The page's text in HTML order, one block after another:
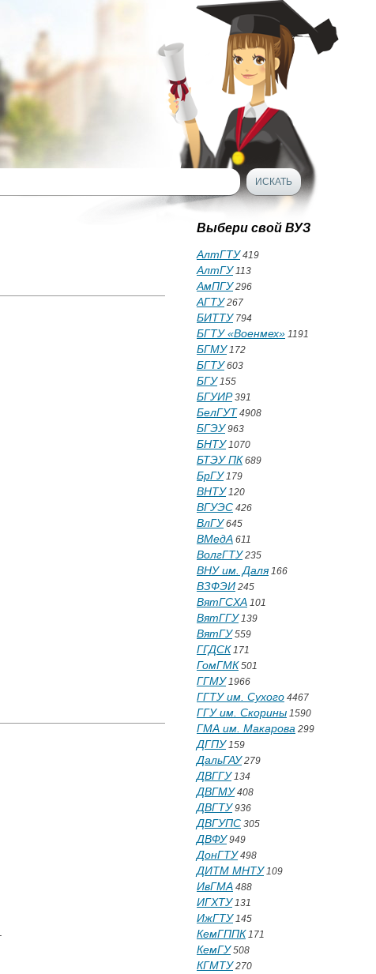
Выбери свой ВУЗ
АлтГТУ419
АлтГУ113
АмПГУ296
АГТУ267
БИТТУ794
БГТУ «Военмех» 1191
БГМУ172
БГТУ603
БГУ155
БГУИР391
БелГУТ 4908
БГЭУ963
БНТУ1070
БТЭУ ПК 689
БрГУ179
ВНТУ120
ВГУЭС 426
ВлГУ645
ВМедА 611
ВолгГТУ235
ВНУ им. Даля166
ВЗФЭИ 245
ВятГСХА 101
ВятГГУ139
ВятГУ559
ГГДСК 171
ГомГМК 501
ГГМУ1966
ГГТУ им. Сухого 4467
ГГУ им. Скорины 1590
ГМА им. Макарова 299
ДГПУ159
ДальГАУ279
ДВГГУ134
ДВГМУ408
ДВГТУ936
ДВГУПС 305
ДВФУ949
ДонГТУ498
ДИТМ МНТУ109
ИвГМА 488
ИГХТУ131
ИжГТУ145
КемГППК 171
КемГУ508
КГМТУ270